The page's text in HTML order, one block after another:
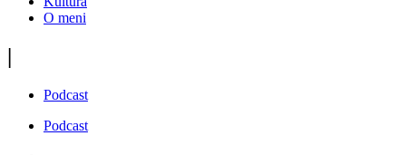
O meni
|
Podcast
Podcast